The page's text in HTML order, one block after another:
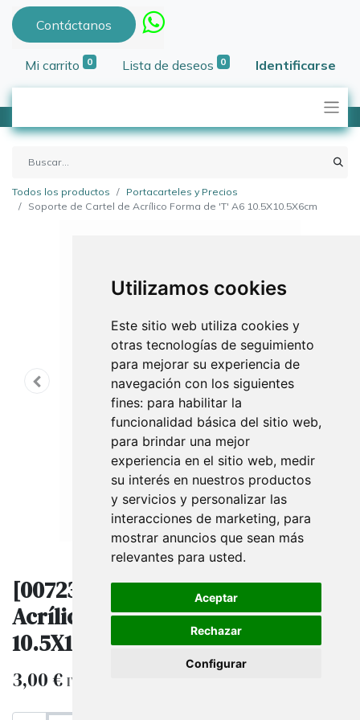
Utilizamos cookies
Este sitio web utiliza cookies y
otras tecnologías de seguimiento
para mejorar su experiencia de
navegación con los siguientes
fines: para habilitar la
funcionalidad básica del sitio web,
para brindar una mejor
experiencia en el sitio web, medir
su interés en nuestros productos
y servicios y personalizar las
interacciones de marketing, para
mostrar anuncios que sean más
relevantes para usted.
Aceptar
Rechazar
Configurar
Contáctanos
Mi carrito 0 Lista de deseos 0 Identificarse
Todos los productos
Portacarteles y Precios
Soporte de Cartel de Acrílico Forma de 'T' A6 10.5X10.5X6cm
[007239] Soporte de Cartel de
Acrílico Forma de 'T' A6
10.5X10.5X6cm
3,00€ IVA excluido